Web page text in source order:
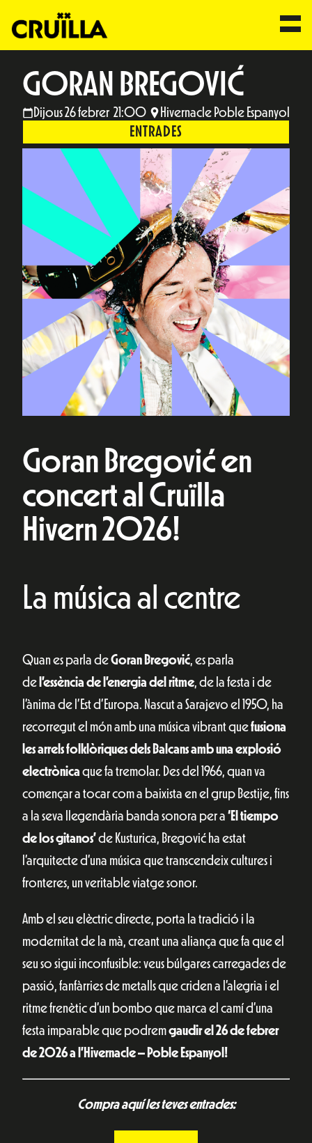
GORAN BREGOVIĆ
Dijous 26 febrer 21:00 Hivernacle Poble Espanyol
ENTRADES
Goran Bregović en
concert al Cruïlla
Hivern 2026!
La música al centre
Quan es parla deGoran Bregović, es parla
de l’essència de l’energia del ritme, de la festa i de
l’ànima de l’Est d’Europa. Nascut a Sarajevo el 1950, ha
recorregut el món amb una música vibrant quefusiona
les arrels folklòriques dels Balcans amb una explosió
electrònica que fa tremolar. Des del 1966, quan va
començar a tocar com a baixista en el grup Bestije, fins
a la seva llegendària banda sonora per a ‘El tiempo
de los gitanos’de Kusturica, Bregović ha estat
l’arquitecte d’una música que transcendeix cultures i
fronteres, un veritable viatge sonor.
Amb el seu elèctric directe, porta la tradició i la
modernitat de la mà, creant una aliança que fa que el
seu so sigui inconfusible: veus búlgares carregades de
passió, fanfàrries de metalls que criden a l’alegria i el
ritme frenètic d’un bombo que marca el camí d’una
festa imparable que podremgaudir el 26 de febrer
de 2026 a l’Hivernacle – Poble Espanyol!
Compra aquí les teves entrades: